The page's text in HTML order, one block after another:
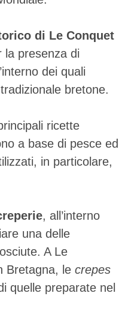
di Le Conquet
la presenza di
dei quali
bretone.
ricette
a base di pesce ed
in particolare,
, all’interno
una delle
A Le
Bretagna, le crepes
quelle preparate nel